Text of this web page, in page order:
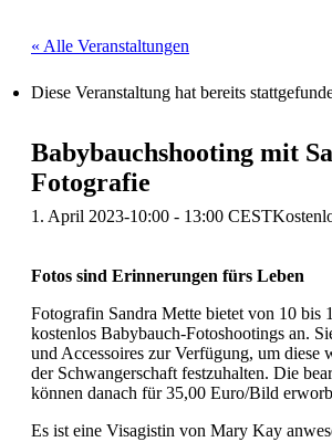
« Alle Veranstaltungen
Diese Veranstaltung hat bereits
Babybauchshooting mit
Fotografie
1. April 2023-10:00 - 13:00 CEST
Fotos sind Erinnerungen fürs Leben
Fotografin Sandra Mette bietet von 10 bis
kostenlos Babybauch-Fotoshootings an.
und Accessoires zur Verfügung, um diese
der Schwangerschaft festzuhalten. Die
können danach für 35,00 Euro/Bild
Es ist eine Visagistin von Mary Kay